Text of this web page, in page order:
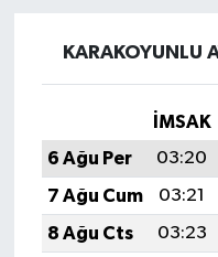
KARAKOYUNLU
İMSAK
6 Ağu Per
03:20
7 Ağu Cum
03:21
8 Ağu Cts
03:23